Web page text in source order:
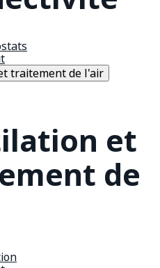
traitement de l'air
et
de